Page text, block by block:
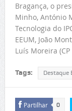
Bragança, o
Minho, António
Tecnologia do
EEUM, João
Luís Moreira (CP
Tags: Destaque
Partilhar 0